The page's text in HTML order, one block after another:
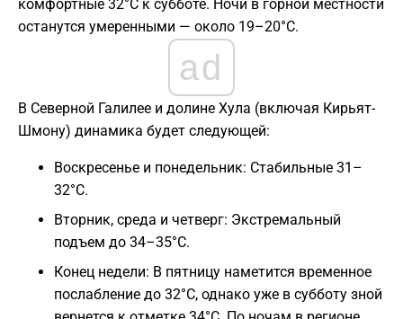
комфортные 32°C к субботе. Ночи в горной местности
останутся умеренными — около 19–20°C.
ad
В Северной Галилее и долине Хула (включая Кирьят-
Шмону) динамика будет следующей:
Воскресенье и понедельник: Стабильные 31–
32°C.
Вторник, среда и четверг: Экстремальный
подъем до 34–35°C.
Конец недели: В пятницу наметится временное
послабление до 32°C, однако уже в субботу зной